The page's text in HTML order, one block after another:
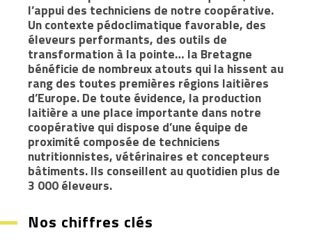
l’appui des techniciens de notre coopérative.
Un contexte pédoclimatique favorable, des
éleveurs performants, des outils de
transformation à la pointe… la Bretagne
bénéficie de nombreux atouts qui la hissent au
rang des toutes premières régions laitières
d’Europe. De toute évidence, la production
laitière a une place importante dans notre
coopérative qui dispose d’une équipe de
proximité composée de techniciens
nutritionnistes, vétérinaires et concepteurs
bâtiments. Ils conseillent au quotidien plus de
3 000 éleveurs.
Nos chiffres clés